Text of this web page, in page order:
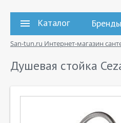
Каталог Бренды
San-tun.ru Интернет-магазин
Душевая стойка